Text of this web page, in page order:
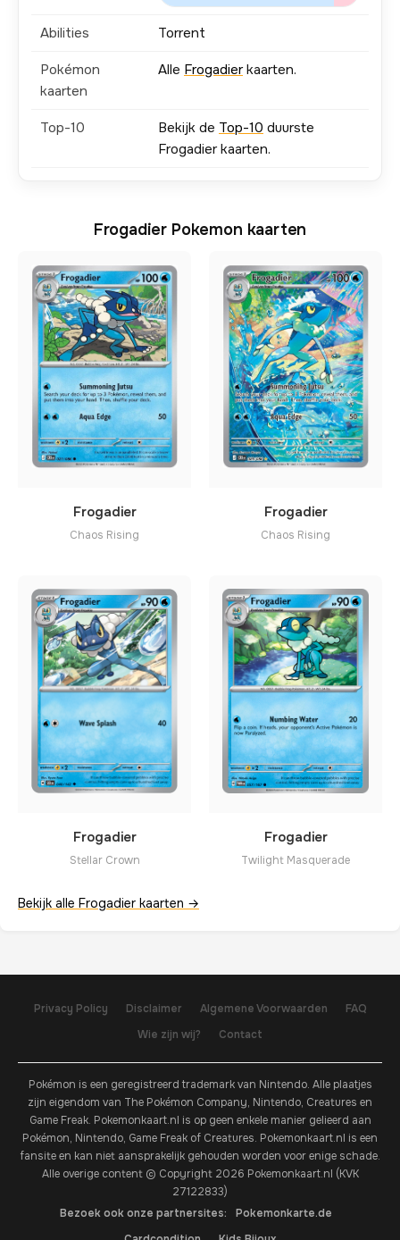
Abilities Torrent
Pokémon
kaarten
Alle Frogadierkaarten.
Top-10 Bekijk de Top-10 duurste
Frogadier kaarten.
Frogadier Pokemon kaarten
Frogadier
Chaos Rising
Frogadier
Chaos Rising
Frogadier
Stellar Crown
Frogadier
Twilight Masquerade
Bekijk alle Frogadier kaarten →
Privacy Policy Disclaimer Algemene Voorwaarden
FAQ
Wie zijn wij?
Contact
Pokémon is een geregistreerd trademark van Nintendo. Alle plaatjes
zijn eigendom van The Pokémon Company, Nintendo, Creatures en
Game Freak. Pokemonkaart.nl is op geen enkele manier gelieerd aan
Pokémon, Nintendo, Game Freak of Creatures. Pokemonkaart.nl is een
fansite en kan niet aansprakelijk gehouden worden voor enige schade.
Alle overige content © Copyright 2026 Pokemonkaart.nl (KVK
27122833)
Bezoek ook onze partnersites:
Pokemonkarte.de